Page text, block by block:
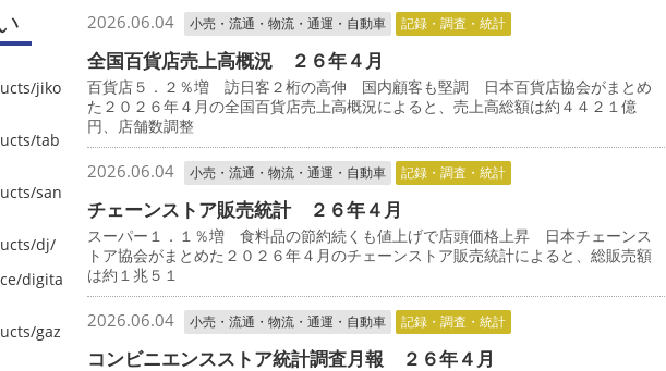
jiko
tab
san
dj/
digita
gaz
2026.06.04 小売・流通・物流・通運・自動車 記録・調査・統計
全国百貨店売上高概況 ２６年４月
百貨店５．２％増 訪日客２桁の高伸 国内顧客も堅調 日本百貨店協会がまとめ
た２０２６年４月の全国百貨店売上高概況によると、売上高総額は約４４２１億
円、店舗数調整
2026.06.04 小売・流通・物流・通運・自動車 記録・調査・統計
チェーンストア販売統計 ２６年４月
スーパー１．１％増 食料品の節約続くも値上げで店頭価格上昇 日本チェーンス
トア協会がまとめた２０２６年４月のチェーンストア販売統計によると、総販売額
は約１兆５１
2026.06.04 小売・流通・物流・通運・自動車 記録・調査・統計
コンビニエンスストア統計調査月報 ２６年４月